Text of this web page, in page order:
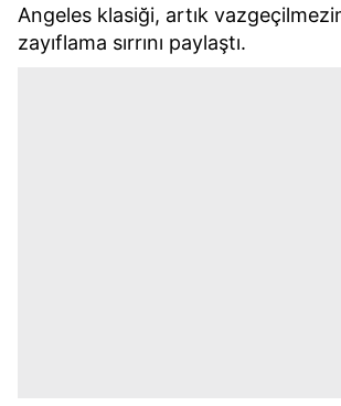
Angeles klasiği, artık
zayıflama sırrını paylaştı.